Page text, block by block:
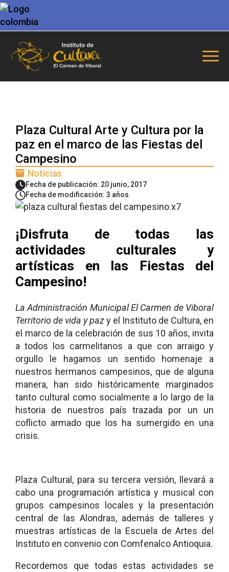
Plaza Cultural Arte y Cultura por la
paz en el marco de las Fiestas del
Campesino
Noticias
Fecha de publicación: 20 junio, 2017
Fecha de modificación: 3 años
¡Disfruta de todas las
actividades culturales y
artísticas en las Fiestas del
Campesino!
La Administración Municipal El Carmen de Viboral
Territorio de vida y pazy el Instituto de Cultura, en
el marco de la celebración de sus 10 años, invita
a todos los carmelitanos a que con arraigo y
orgullo le hagamos un sentido homenaje a
nuestros hermanos campesinos, que de alguna
manera, han sido históricamente marginados
tanto cultural como socialmente a lo largo de la
historia de nuestros país trazada por un un
coflicto armado que los ha sumergido en una
crisis.
Plaza Cultural, para su tercera versión, llevará a
cabo una programación artística y musical con
grupos campesinos locales y la presentación
central de las Alondras, además de talleres y
muestras artísticas de la Escuela de Artes del
Instituto en convenio con Comfenalco Antioquia.
Recordemos que todas estas actividades se